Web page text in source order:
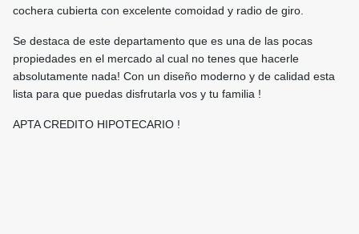
cochera cubierta con excelente comoidad y radio de giro.
Se destaca de este departamento que es una de las pocas
propiedades en el mercado al cual no tenes que hacerle
absolutamente nada! Con un diseño moderno y de calidad esta
lista para que puedas disfrutarla vos y tu familia !
APTA CREDITO HIPOTECARIO !